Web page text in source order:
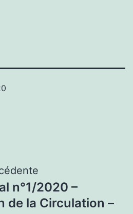
n°1/2020 –
de la Circulation –